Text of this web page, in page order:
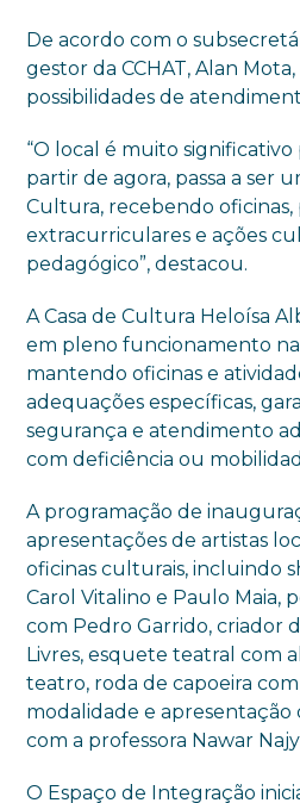
De acordo com o
gestor da CCHAT, Alan
possibilidades de
“O local é muito significativo
partir de agora, passa a ser
Cultura, recebendo oficinas,
extracurriculares e ações
pedagógico”, destacou.
A Casa de Cultura Heloísa
em pleno funcionamento na
mantendo oficinas e
adequações específicas,
segurança e atendimento
com deficiência ou
A programação de
apresentações de artistas
oficinas culturais, incluindo
Carol Vitalino e Paulo Maia,
com Pedro Garrido, criador
Livres, esquete teatral com
teatro, roda de capoeira
modalidade e
com a professora Nawar
O Espaço de Integração